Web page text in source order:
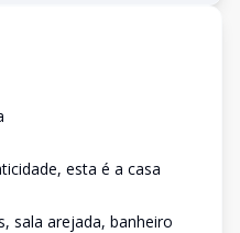
esta é a casa
sala arejada, banheiro